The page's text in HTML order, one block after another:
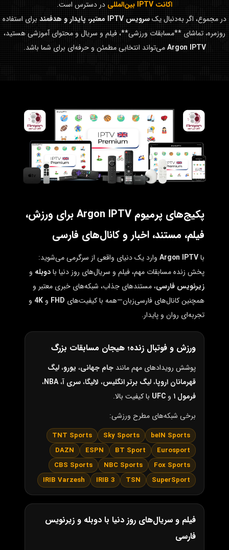
اکانت IPTV بین‌المللی
در دسترس است.
در مجموع، اگر به‌دنبال یکسرویس IPTV معتبر، پایدار و هدفمند
برای استفاده
روزمره، تماشای **مسابقات ورزشی**، فیلم و سریال و محتوای آموزشی هستید،
Argon IPTVمی‌تواند انتخابی مطمئن و حرفه‌ای برای شما باشد.
پکیج‌های پرمیوم Argon IPTV برای ورزش،
فیلم، مستند، اخبار و کانال‌های فارسی
باArgon IPTV وارد یک دنیای واقعی از سرگرمی می‌شوید:
پخش زنده مسابقات مهم، فیلم و سریال‌های روز دنیا بادوبله و
زیرنویس فارسی، مستندهای جذاب، شبکه‌های خبری معتبر و
همچنین کانال‌های فارسی‌زبان—همه با کیفیت‌های FHD و 4K و
تجربه‌ای روان و پایدار.
ورزش و فوتبال زنده؛ هیجان مسابقات بزرگ
پوشش رویدادهای مهم مانند جام جهانی، یورو،لیگ
قهرمانان اروپا،لیگ برتر انگلیس، لالیگا،سری آ،NBA،
فرمول ۱
و UFC با کیفیت بالا.
برخی شبکه‌های مطرح ورزشی:
beIN Sports
Sky Sports
TNT Sports
Eurosport
BT Sport
ESPN
DAZN
Fox Sports
NBC Sports
CBS Sports
SuperSport
TSN
IRIB 3
IRIB Varzesh
فیلم و سریال‌های روز دنیا با دوبله و زیرنویس
فارسی